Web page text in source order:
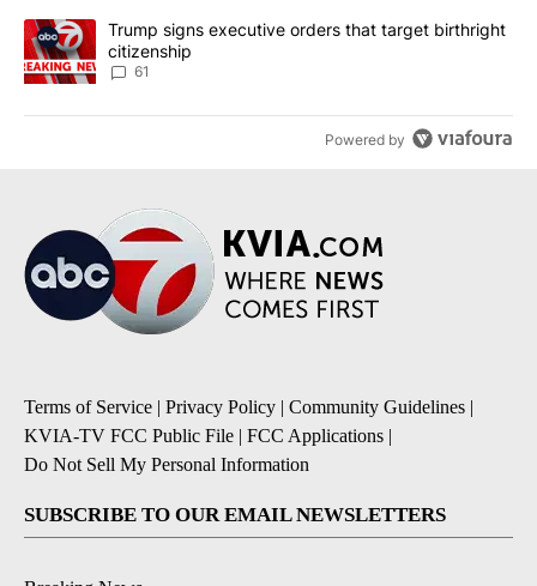
A trending article titled "Trump signs executive orders that
Trump signs executive orders that target birthright
citizenship
61
Powered by
Terms of Service | Privacy Policy | Community Guidelines |
KVIA-TV FCC Public File | FCC Applications |
Do Not Sell My Personal Information
SUBSCRIBE TO OUR EMAIL NEWSLETTERS